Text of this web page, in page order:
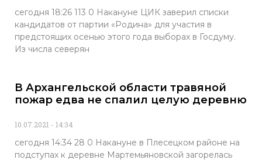
сегодня 18:26 113 0 Накануне ЦИК заверил списки
кандидатов от партии «Родина» для участия в
предстоящих осенью этого года выборах в Госдуму.
Из числа северян
В Архангельской области травяной
пожар едва не спалил целую деревню
10.07.2021 14:34
сегодня 14:34 28 0 Накануне в Плесецком районе на
подступах к деревне Мартемьяновской загорелась